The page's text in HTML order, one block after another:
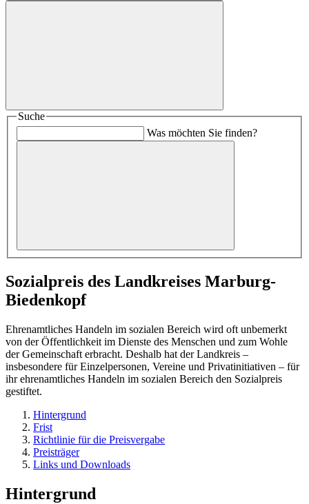
Suche
Was möchten Sie finden?
Sozialpreis des Landkreises Marburg-
Biedenkopf
Ehrenamtliches Handeln im sozialen Bereich wird oft unbemerkt
von der Öffentlichkeit im Dienste des Menschen und zum Wohle
der Gemeinschaft erbracht. Deshalb hat der Landkreis –
insbesondere für Einzelpersonen, Vereine und Privatinitiativen – für
ihr ehrenamtliches Handeln im sozialen Bereich den Sozialpreis
gestiftet.
Hintergrund
Frist
Richtlinie für die Preisvergabe
Preisträger
Links und Downloads
Hintergrund